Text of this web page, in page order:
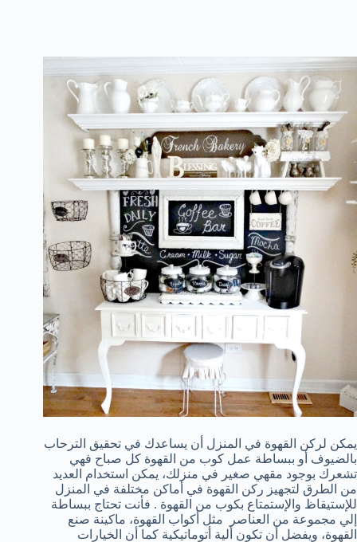
يمكن لركن القهوة في المنزل أن يساعدك في تحقيق الترحاب
بالضيوف أو ببساطة عمل كوب من القهوة كل صباح فهي
تشعرك بوجود مقهي صغير في منزلك، يمكن استخدام العديد
من الطرق لتجهيز ركن القهوة في أماكن مختلفة في المنزل
للإستيقاظ والإستمتاع بكوب من القهوة . فأنت تحتاج ببساطة
إلي مجموعة من العناصر مثل أكواب القهوة، ماكينة صنع
القهوة، ويفضل أن تكون ألية أتوماتيكية كما أن الخيارات